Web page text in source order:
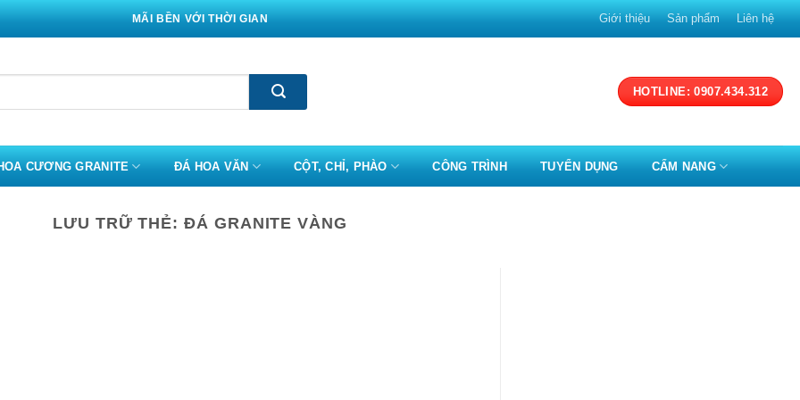
MÃI BỀN VỚI THỜI GIAN Giới thiệu Sản phẩm Liên hệ
HOTLINE: 0907.434.312
CƯƠNG GRANITE ĐÁ HOA VĂN CỘT, CHỈ, PHÀO CÔNG TRÌNH TUYỂN DỤNG CẨM NANG
LƯU TRỮ THẺ:ĐÁ GRANITE VÀNG